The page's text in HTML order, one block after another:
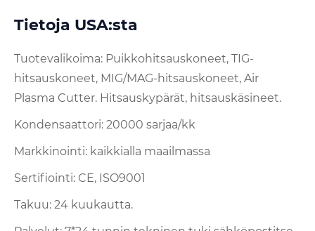
Tietoja USA:sta
Tuotevalikoima: Puikkohitsauskoneet, TIG-
hitsauskoneet, MIG/MAG-hitsauskoneet, Air
Plasma Cutter. Hitsauskypärät, hitsauskäsineet.
Kondensaattori: 20000 sarjaa/kk
Markkinointi: kaikkialla maailmassa
Sertifiointi: CE, ISO9001
Takuu: 24 kuukautta.